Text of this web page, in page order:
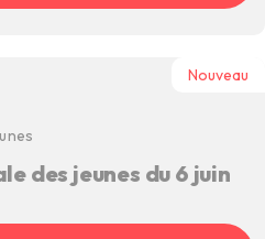
Nouveau
des jeunes du 6 juin